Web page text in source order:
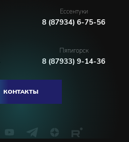
Ессентуки
8 (87934) 6-75-56
Пятигорск
8 (87933) 9-14-36
КОНТАКТЫ